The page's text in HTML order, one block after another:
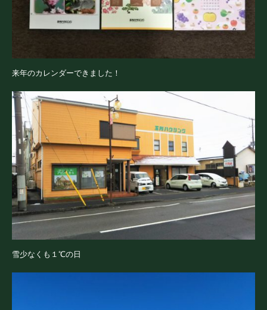
来年のカレンダーできました！
雪少なくも１℃の日